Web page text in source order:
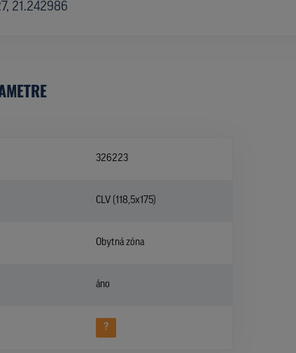
21.242986
326223
CLV (118,5x175)
Obytná zóna
áno
?